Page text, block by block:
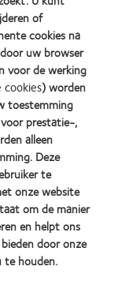
of
cookies na
uw browser
voor de werking
) worden
toestemming
prestatie-,
alleen
Deze
te
onze website
om de manier
en helpt ons
door onze
te houden.